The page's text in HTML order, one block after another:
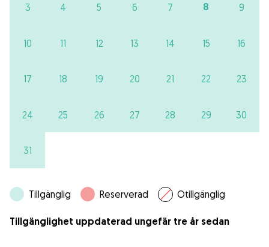
3 4 5 6 7 8 9
10 11 12 13 14 15 16
17 18 19 20 21 22 23
24 25 26 27 28 29 30
31
Tillgänglig Reserverad Otillgänglig
Tillgänglighet uppdaterad ungefär tre år sedan